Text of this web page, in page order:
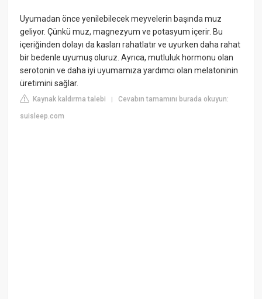
Uyumadan önce yenilebilecek meyvelerin başında muz
geliyor. Çünkü muz, magnezyum ve potasyum içerir. Bu
içeriğinden dolayı da kasları rahatlatır ve uyurken daha rahat
bir bedenle uyumuş oluruz. Ayrıca, mutluluk hormonu olan
serotonin ve daha iyi uyumamıza yardımcı olan melatoninin
üretimini sağlar.
Kaynak kaldırma talebi |Cevabın tamamını burada okuyun:
suisleep.com